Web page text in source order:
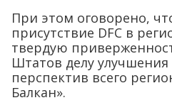
При этом оговорено,
присутствие DFC в
твердую
Штатов делу
перспектив всего
Балкан».